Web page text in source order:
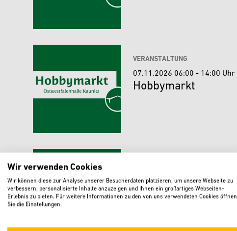
VERANSTALTUNG
07.11.2026 06:00 - 14:00 Uhr
Hobbymarkt
05.12.2026 06:00 - 14:00 Uhr
Hobbymarkt
Wir verwenden Cookies
Wir können diese zur Analyse unserer Besucherdaten platzieren, um unsere Webseite zu
verbessern, personalisierte Inhalte anzuzeigen und Ihnen ein großartiges Webseiten-
Erlebnis zu bieten. Für weitere Informationen zu den von uns verwendeten Cookies öffnen
Sie die Einstellungen.